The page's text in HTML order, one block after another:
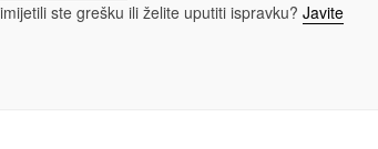
ste grešku ili želite uputiti ispravku? Javite